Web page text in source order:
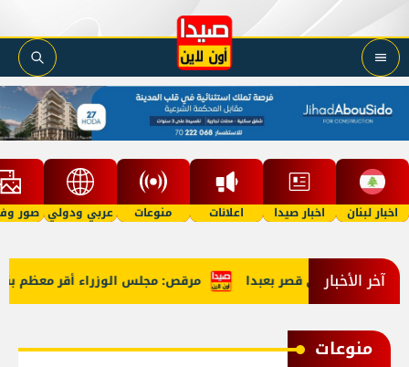
اخبار لبنان اخبار صيدا اعلانات منوعات عربي ودولي صور
آخر الأخبار مرقص: مجلس الوزراء أقر معظم بنود الوزراء في قصر بعبدا
منوعات